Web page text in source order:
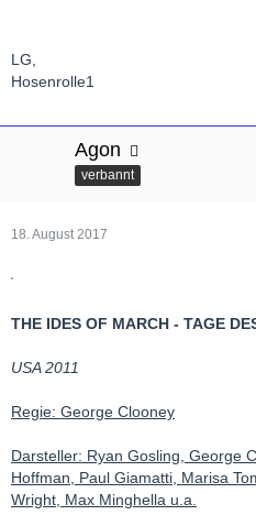
LG,
Hosenrolle1
Agon
verbannt
18. August 2017
THE IDES OF MARCH - TAGE
USA 2011
Regie: George Clooney
Darsteller: Ryan Gosling, George
Hoffman, Paul Giamatti, Marisa
Wright, Max Minghella u.a.